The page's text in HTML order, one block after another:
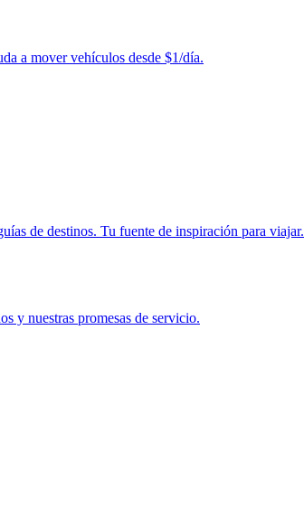
a mover vehículos desde $1/día.
de destinos. Tu fuente de inspiración para viajar.
y nuestras promesas de servicio.